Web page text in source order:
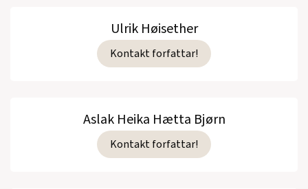
Ulrik Høisether
Kontakt forfattar!
Aslak Heika Hætta Bjørn
Kontakt forfattar!